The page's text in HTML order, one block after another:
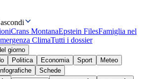
Crans MontanaEpstein FilesFamiglia nel
ClimaTutti i dossier
giorno
Politica Economia Sport
Meteo
Infografiche
Schede